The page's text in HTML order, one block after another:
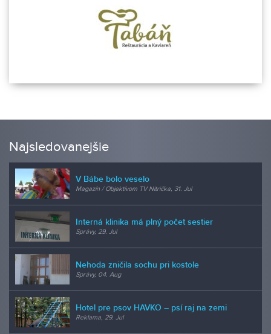
Najsledovanejšie
V Bábe bolo veselo
Magazín / Objektívom TV Nitrička, 31. Jul
Interná klinika má plný počet sestier
Správy, 29. Jul
Nehoda zničila sochu pri kostole
Správy, 04. Aug
Hotel pre psov HAVKO – psí raj na zemi
Reklama, 29. Jul